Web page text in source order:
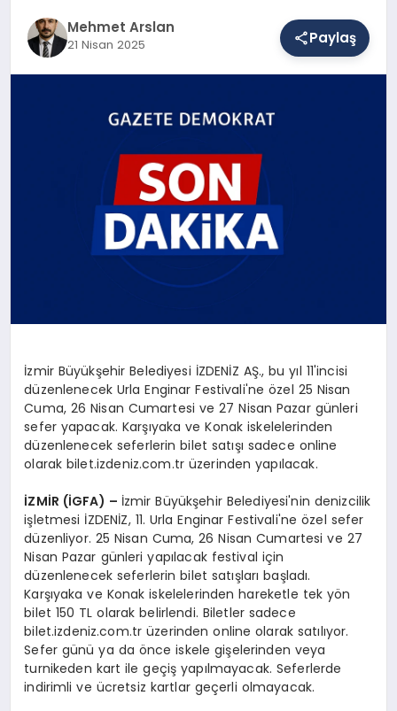
EĞITIM
Mehmet Arslan
21 Nisan 2025 Paylaş
İzmir Büyükşehir Belediyesi İZDENİZ AŞ., bu yıl 11'incisi
düzenlenecek Urla Enginar Festivali'ne özel 25 Nisan
Cuma, 26 Nisan Cumartesi ve 27 Nisan Pazar günleri
sefer yapacak. Karşıyaka ve Konak iskelelerinden
düzenlenecek seferlerin bilet satışı sadece online
olarak bilet.izdeniz.com.tr üzerinden yapılacak.
İZMİR (İGFA) – İzmir Büyükşehir Belediyesi'nin denizcilik
işletmesi İZDENİZ, 11. Urla Enginar Festivali'ne özel sefer
düzenliyor. 25 Nisan Cuma, 26 Nisan Cumartesi ve 27
Nisan Pazar günleri yapılacak festival için
düzenlenecek seferlerin bilet satışları başladı.
Karşıyaka ve Konak iskelelerinden hareketle tek yön
bilet 150 TL olarak belirlendi. Biletler sadece
bilet.izdeniz.com.tr üzerinden online olarak satılıyor.
Sefer günü ya da önce iskele gişelerinden veya
turnikeden kart ile geçiş yapılmayacak. Seferlerde
indirimli ve ücretsiz kartlar geçerli olmayacak.